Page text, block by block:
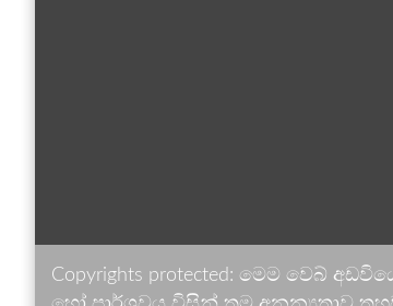
Copyrights protected: මෙම වෙබ්